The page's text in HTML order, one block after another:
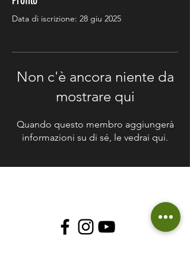
Data di iscrizione: 28 giu 2025
Non c'è ancora niente da
mostrare qui
Quando questo membro aggiungerà
informazioni su di sé, le vedrai qui.